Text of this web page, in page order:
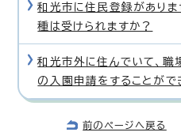
和光市に住民登録がありま
種は受けられますか？
和光市外に住んでいて、職
の入園申請をすることがで
前のページへ戻る